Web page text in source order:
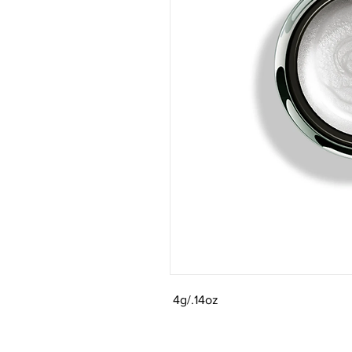
4g/.14oz